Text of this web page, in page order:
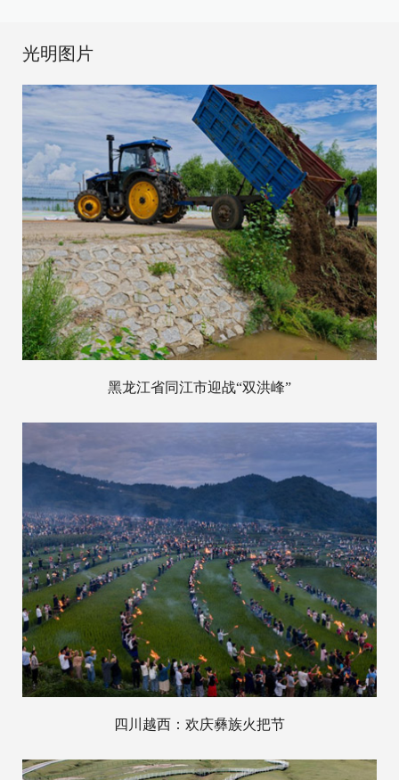
光明图片
黑龙江省同江市迎战“双洪峰”
四川越西：欢庆彝族火把节